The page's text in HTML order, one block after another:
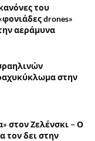
του
drones»
αεράμυνα
στην
στον Ζελένσκι – Ο
τον δει στην